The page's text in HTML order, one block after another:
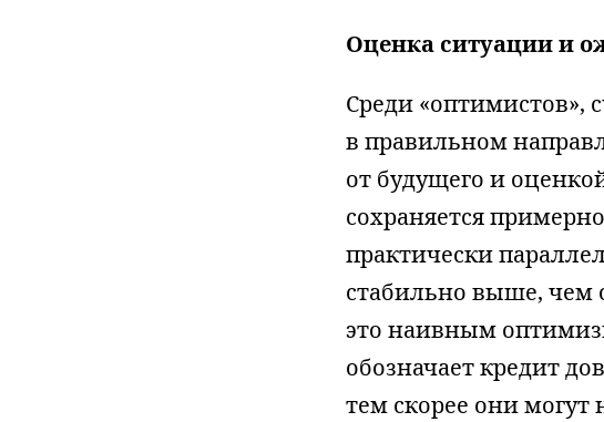
Оценка ситуации и
Среди «оптимистов»,
в правильном
от будущего и
сохраняется
практически
стабильно выше, чем
это наивным
обозначает кредит
тем скорее они